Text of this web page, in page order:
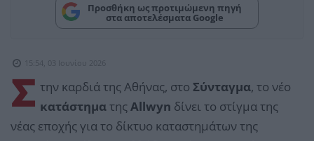
Προσθήκη ως προτιμώμενη πηγή
στα αποτελέσματα Google
15:54, 03 Ιουνίου 2026
Σ την καρδιά της Αθήνας, στο Σύνταγμα, το νέο
κατάστηματης Allwyn δίνει το στίγμα της
νέας εποχής για το δίκτυο καταστημάτων της